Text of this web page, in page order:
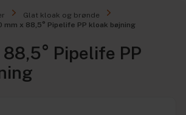
Glat kloak og brønde
mm x 88,5° Pipelife PP kloak bøjning
88,5° Pipelife PP